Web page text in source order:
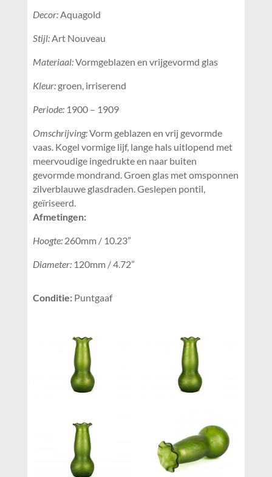
Decor:Aquagold
Stijl: Art Nouveau
Materiaal:Vormgeblazen en vrijgevormd glas
Kleur: groen, irriserend
Periode:1900 – 1909
Omschrijving:Vorm geblazen en vrij gevormde
vaas. Kogel vormige lijf, lange hals uitlopend met
meervoudige ingedrukte en naar buiten
gevormde mondrand. Groen glas met omsponnen
zilverblauwe glasdraden. Geslepen pontil,
geïriseerd.
Afmetingen:
Hoogte: 260mm / 10.23”
Diameter:120mm / 4.72”
Conditie:Puntgaaf